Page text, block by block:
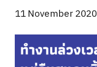
11 November 2020